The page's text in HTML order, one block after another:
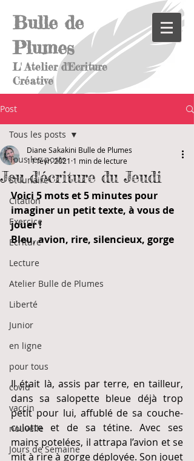
Bulle de
Plumes
L' Atelier d'Ecriture
Créative
Post
Tous les posts
St lunaire
Citation
Exercice
Ecriture
Lecture
Atelier Bulle de Plumes
Liberté
Junior
en ligne
pour tous
covid
vaccin
nouvelle
Jours de Semaine
Tous les posts
Jeu d'écriture du Jeudi
Diane Sakakini Bulle de Plumes
11 févr. 2021 1 min de lecture
Voici 5 mots et 5 minutes pour
imaginer un petit texte, à vous de
jouer !
Bleu, avion, rire, silencieux, gorge
Il était là, assis par terre, en tailleur,
dans sa salopette bleue déjà trop
petit pour lui, affublé de sa couche-
culotte et de sa tétine. Avec ses
mains potelées, il attrapa l’avion et se
mit à rire à gorge déployée. Son jouet